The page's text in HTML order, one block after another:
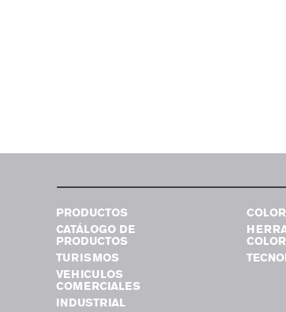
PRODUCTOS
CATÁLOGO DE
PRODUCTOS
TURISMOS
VEHICULOS
COMERCIALES
INDUSTRIAL
COLOR